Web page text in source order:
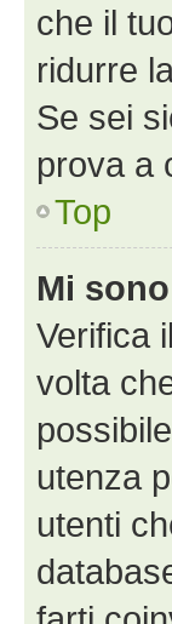
che il
ridurre
Se sei
prova a
Top
Mi
Verifica
volta
utenza
utenti